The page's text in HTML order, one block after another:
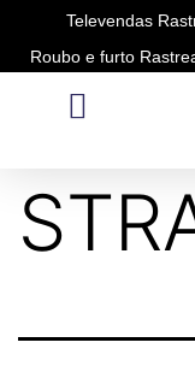
Televendas
Roubo e furto